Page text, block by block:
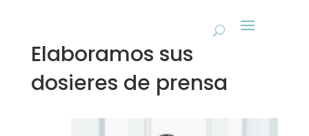
Elaboramos sus
dosieres de prensa